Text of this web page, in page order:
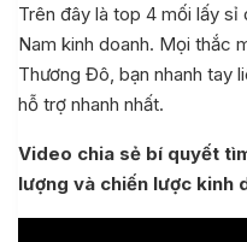
nạp tiền ví Alipay
Trên đây là top 4 mối lấy
Nam kinh doanh. Mọi thắc
Thương Đô, bạn nhanh tay
hỗ trợ nhanh nhất.
Video chia sẻ bí quyết
lượng và chiến lược kinh